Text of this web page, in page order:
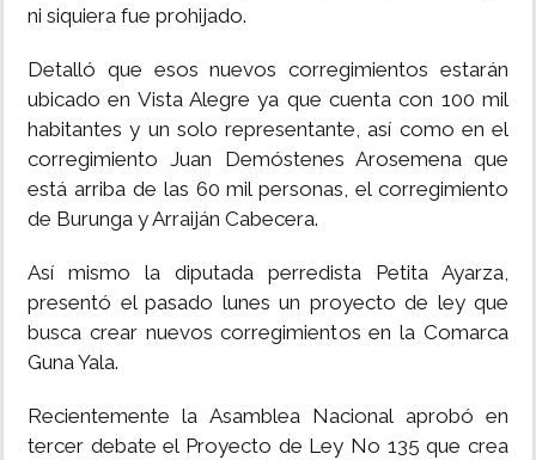
ni siquiera fue prohijado.
Detalló que esos nuevos corregimientos estarán
ubicado en Vista Alegre ya que cuenta con 100 mil
habitantes y un solo representante, así como en el
corregimiento Juan Demóstenes Arosemena que
está arriba de las 60 mil personas, el corregimiento
de Burunga y Arraiján Cabecera.
Así mismo la diputada perredista Petita Ayarza,
presentó el pasado lunes un proyecto de ley que
busca crear nuevos corregimientos en la Comarca
Guna Yala.
Recientemente la Asamblea Nacional aprobó en
tercer debate el Proyecto de Ley No 135 que crea